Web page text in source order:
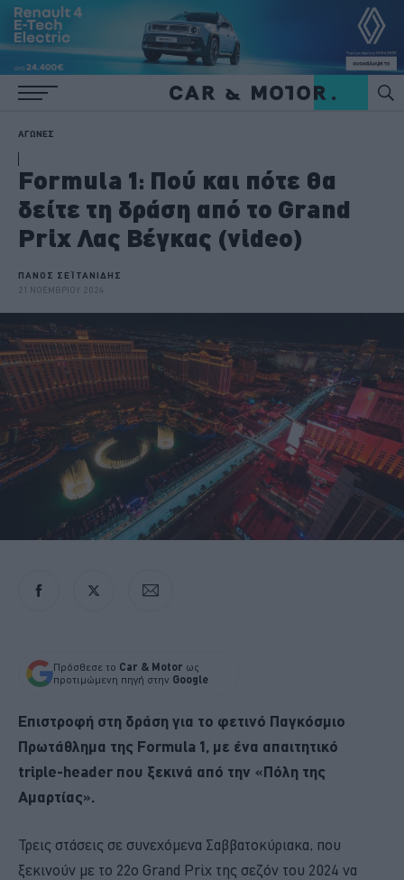
ΑΓΩΝΕΣ
Formula 1: Πού και πότε θα
δείτε τη δράση από το Grand
Prix Λας Βέγκας (video)
ΠΑΝΟΣ ΣΕΪΤΑΝΙΔΗΣ
21 ΝΟΕΜΒΡΙΟΥ 2024
Πρόσθεσε το Car & Motor ως
προτιμώμενη πηγή στην Google
Επιστροφή στη δράση για το φετινό Παγκόσμιο
Πρωτάθλημα της Formula 1, με ένα απαιτητικό
triple-header που ξεκινά από την «Πόλη της
Αμαρτίας».
Τρεις στάσεις σε συνεχόμενα Σαββατοκύριακα, που
ξεκινούν με το 22ο Grand Prix της σεζόν του 2024 να